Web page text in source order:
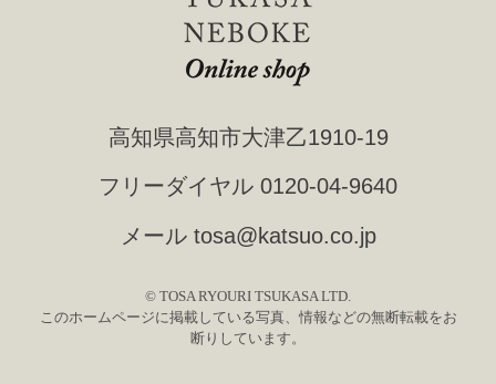
高知県高知市大津乙1910-19
フリーダイヤル 0120-04-9640
メール tosa@katsuo.co.jp
© TOSA RYOURI TSUKASA LTD.
このホームページに掲載している写真、情報などの無断転載をお
断りしています。